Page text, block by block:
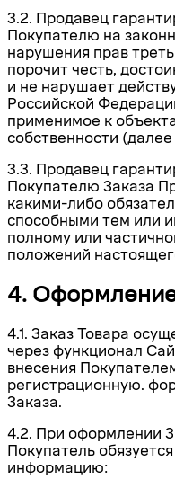
3.2. Продавец
Покупателю на
нарушения прав
порочит честь,
и не нарушает
Российской
применимое к
собственности
3.3. Продавец
Покупателю Заказа
какими-либо
способными тем или
полному или
положений
4.
4.1. Заказ Товара
через функционал
внесения
регистрационную.
Заказа.
4.2. При оформлении
Покупатель
информацию: